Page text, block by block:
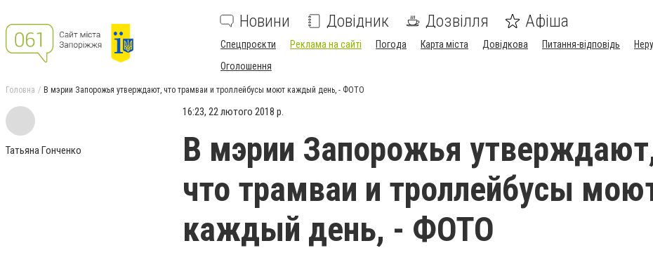
Новини Довідник Дозвілля Афіша
Спецпроєкти Реклама на сайті Погода Карта міста Довідкова Питання-відповідь
Оголошення
Головна В мэрии Запорожья утверждают, что трамваи и троллейбусы моют каждый день, - ФОТО
Татьяна Гонченко
16:23, 22 лютого 2018 р.
В мэрии Запорожья
что трамваи и троллейбусы
каждый день, - ФОТО